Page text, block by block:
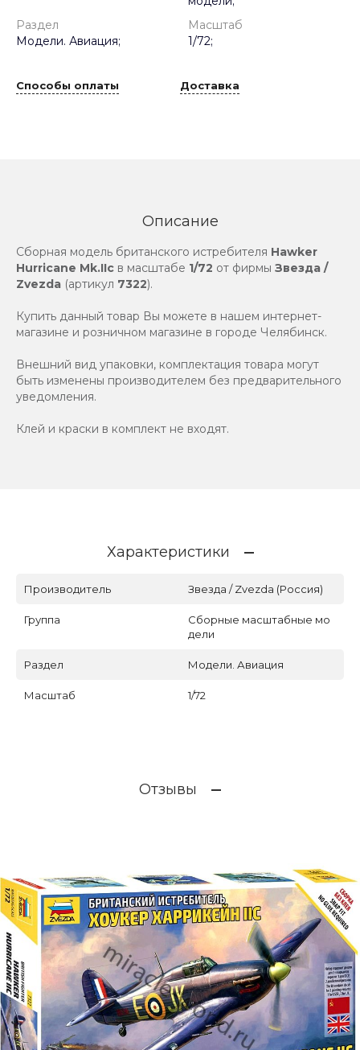
Раздел
Модели. Авиация;
Масштаб
1/72;
Способы оплаты Доставка
Описание
Сборная модель британского истребителя Hawker
Hurricane Mk.IIc в масштабе 1/72 от фирмы Звезда /
Zvezda (артикул 7322).
Купить данный товар Вы можете в нашем интернет-
магазине и розничном магазине в городе Челябинск.
Внешний вид упаковки, комплектация товара могут
быть изменены производителем без предварительного
уведомления.
Клей и краски в комплект не входят.
Характеристики
Производитель Звезда / Zvezda (Россия)
Группа
Сборные масштабные мо
дели
Раздел Модели. Авиация
Масштаб 1/72
Отзывы